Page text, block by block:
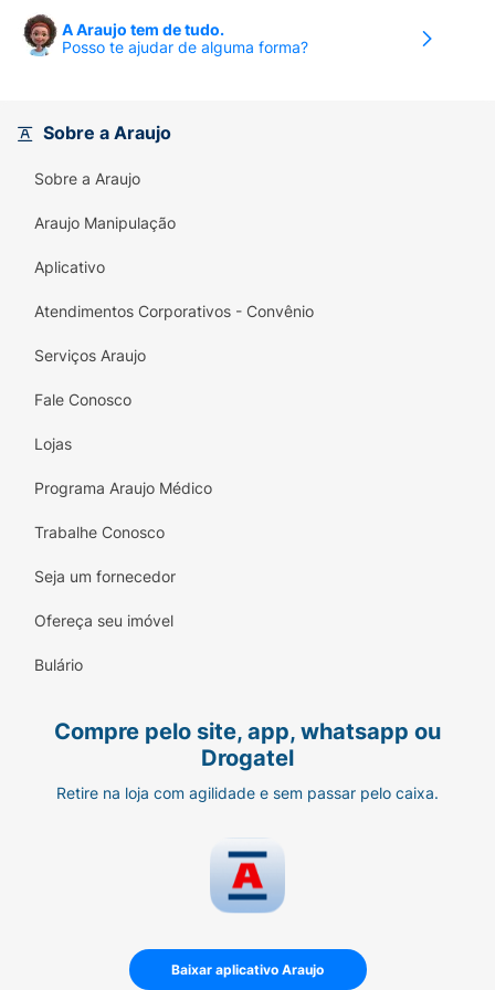
A Araujo tem de tudo.
Posso te ajudar de alguma forma?
Sobre a Araujo
Sobre a Araujo
Araujo Manipulação
Aplicativo
Atendimentos Corporativos - Convênio
Serviços Araujo
Fale Conosco
Lojas
Programa Araujo Médico
Trabalhe Conosco
Seja um fornecedor
Ofereça seu imóvel
Bulário
Compre pelo site, app, whatsapp ou
Drogatel
Retire na loja com agilidade e sem passar pelo caixa.
Baixar aplicativo Araujo